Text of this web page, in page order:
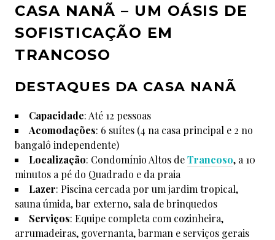
CASA NANÃ – UM OÁSIS DE
SOFISTICAÇÃO EM
TRANCOSO
DESTAQUES DA CASA NANÃ
Capacidade: Até 12 pessoas
Acomodações: 6 suítes (4 na casa principal e 2 no
bangalô independente)
Localização: Condomínio Altos deTrancoso, a 10
minutos a pé do Quadrado e da praia
Lazer: Piscina cercada por um jardim tropical,
sauna úmida, bar externo, sala de brinquedos
Serviços: Equipe completa com cozinheira,
arrumadeiras, governanta, barman e serviços gerais